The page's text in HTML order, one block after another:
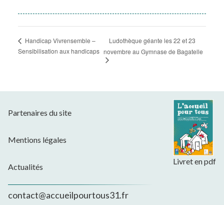
Handicap Vivrensemble –
Sensibilisation aux handicaps
Ludothèque géante les 22 et 23
novembre au Gymnase de Bagatelle
Livret en pdf
Partenaires du site
Mentions légales
Actualités
contact@accueilpourtous31.fr